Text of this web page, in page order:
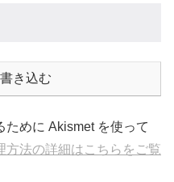
き込む
ために Akismet を使って
方法の詳細はこちらをご覧